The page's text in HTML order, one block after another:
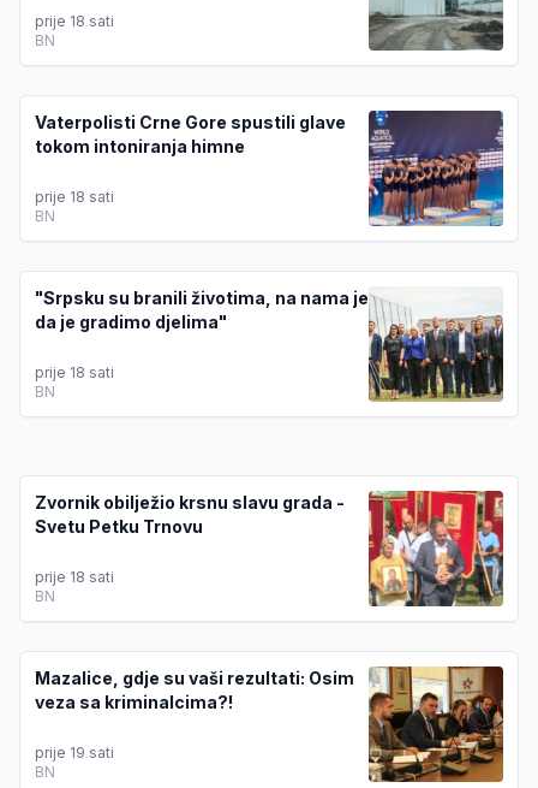
prije 18 sati
BN
Vaterpolisti Crne Gore spustili glave
tokom intoniranja himne
prije 18 sati
BN
"Srpsku su branili životima, na nama je
da je gradimo djelima"
prije 18 sati
BN
Zvornik obilježio krsnu slavu grada -
Svetu Petku Trnovu
prije 18 sati
BN
Mazalice, gdje su vaši rezultati: Osim
veza sa kriminalcima?!
prije 19 sati
BN